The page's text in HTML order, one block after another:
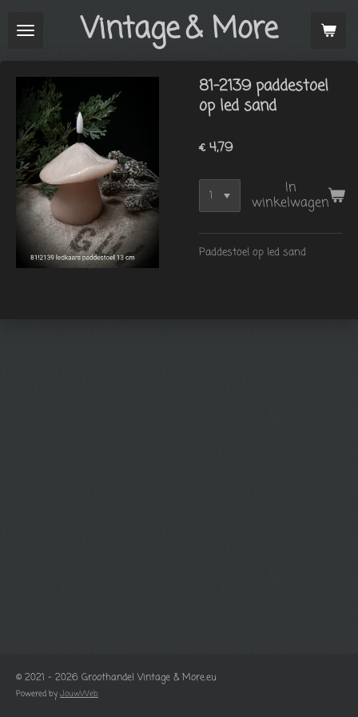
direct
hoofdinhoud
Vintage& More
81-2139 paddestoel
op led sand
€ 4,79
In
winkelwagen
Paddestoel op led sand
© 2021 - 2026 Groothandel Vintage & More.eu
Powered by JouwWeb